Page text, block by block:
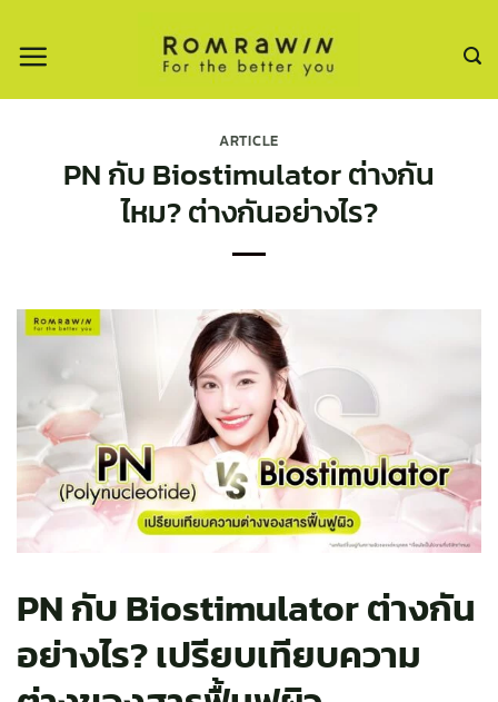
ARTICLE
PN กับ Biostimulator ต่างกัน
ไหม? ต่างกันอย่างไร?
PN กับ Biostimulator ต่างกัน
อย่างไร? เปรียบเทียบความ